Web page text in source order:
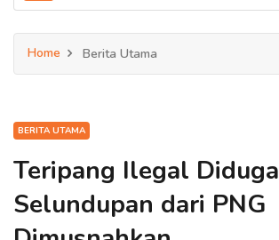
Home Berita Utama
BERITA UTAMA
Teripang Ilegal Diduga
Selundupan dari PNG